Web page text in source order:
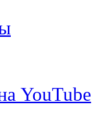
YouTube